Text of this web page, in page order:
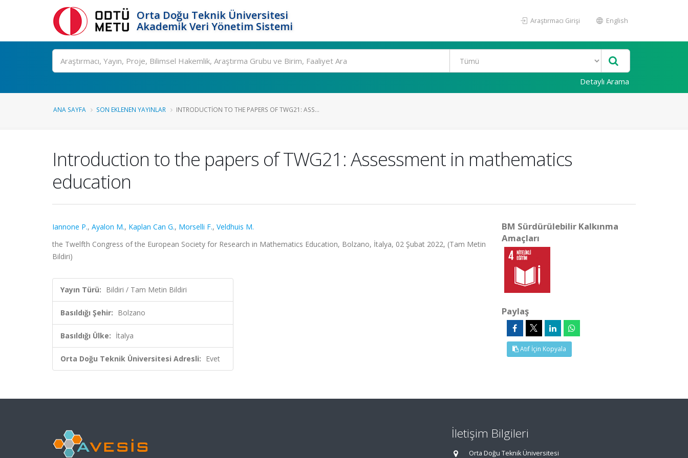
Orta Doğu Teknik Üniversitesi
Akademik Veri Yönetim Sistemi
Araştırmacı Girişi English
Ara
Detaylı Arama
ANA SAYFA SON EKLENEN YAYINLAR INTRODUCTION TO THE PAPERS OF TWG21: ASS...
Introduction to the papers of TWG21: Assessment in mathematics
education
Iannone P., Ayalon M., Kaplan Can G., Morselli F., Veldhuis M.
the Twelfth Congress of the European Society for Research in Mathematics Education, Bolzano, İtalya, 02 Şubat 2022, (Tam Metin
Bildiri)
Yayın Türü: Bildiri / Tam Metin Bildiri
Basıldığı Şehir: Bolzano
Basıldığı Ülke: İtalya
Orta Doğu Teknik Üniversitesi Adresli: Evet
BM Sürdürülebilir Kalkınma
Amaçları
Paylaş
Atıf İçin Kopyala
İletişim Bilgileri
Orta Doğu Teknik Üniversitesi